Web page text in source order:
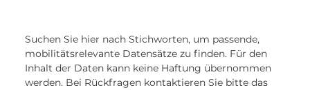
Suchen Sie hier nach Stichworten, um passende,
mobilitätsrelevante Datensätze zu finden. Für den
Inhalt der Daten kann keine Haftung übernommen
werden. Bei Rückfragen kontaktieren Sie bitte das